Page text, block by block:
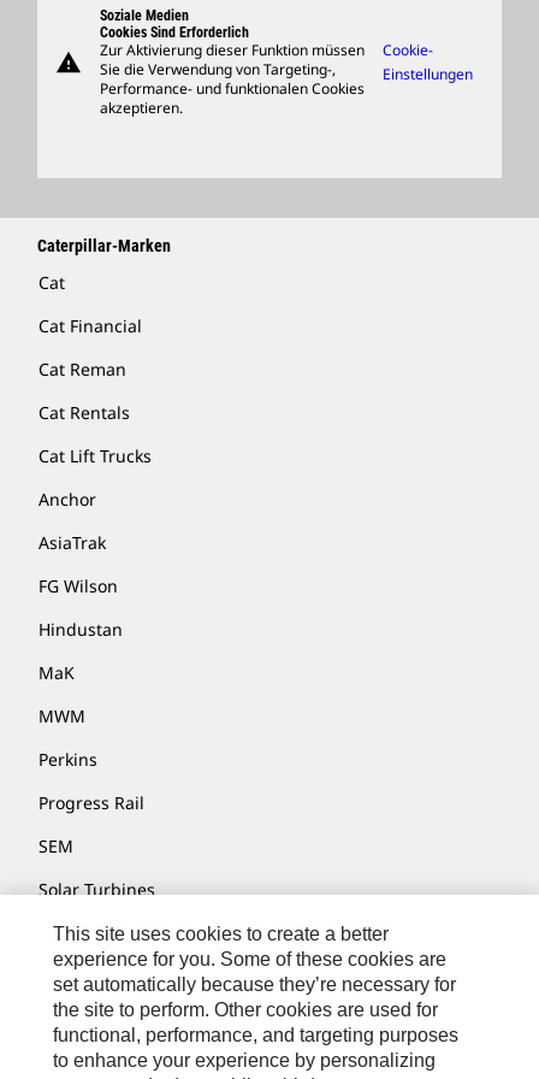
Support
Merchandise
Händler Suchen
warning
Soziale Medien
Cookies Sind Erforderlich
Zur Aktivierung dieser Funktion müssen
Sie die Verwendung von Targeting-,
Performance- und funktionalen Cookies
akzeptieren.
Cookie-
Einstellungen
Caterpillar-Marken
Cat
Cat Financial
Cat Reman
Cat Rentals
Cat Lift Trucks
Anchor
AsiaTrak
FG Wilson
Hindustan
MaK
MWM
Perkins
Progress Rail
SEM
Solar Turbines
SPM Oil & Gas
Turner Powertrain Systems
Kontakt/Imprint
This site uses cookies to create a better
experience for you. Some of these cookies are
set automatically because they’re necessary for
the site to perform. Other cookies are used for
functional, performance, and targeting purposes
to enhance your experience by personalizing